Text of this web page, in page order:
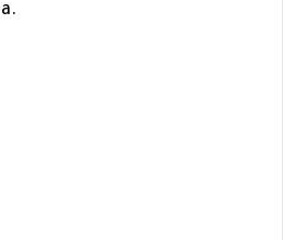
.Unit 11: On land and Sea